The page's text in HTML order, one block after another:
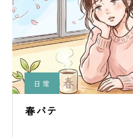
日常
春バテ